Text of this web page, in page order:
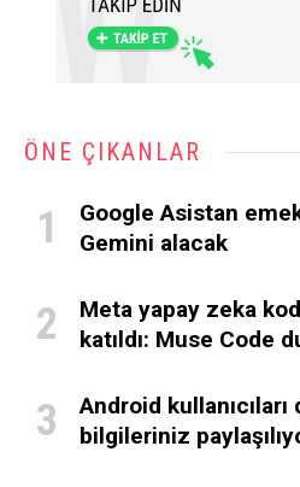
ÖNE ÇIKANLAR
Google Asistan
Gemini alacak
Meta yapay zeka
katıldı: Muse Code
Android
bilgileriniz